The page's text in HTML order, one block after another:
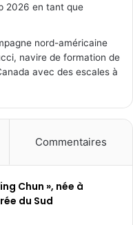
2026 en tant que
nord-américaine
navire de formation de
avec des escales à
Commentaires
Chun », née à
du Sud